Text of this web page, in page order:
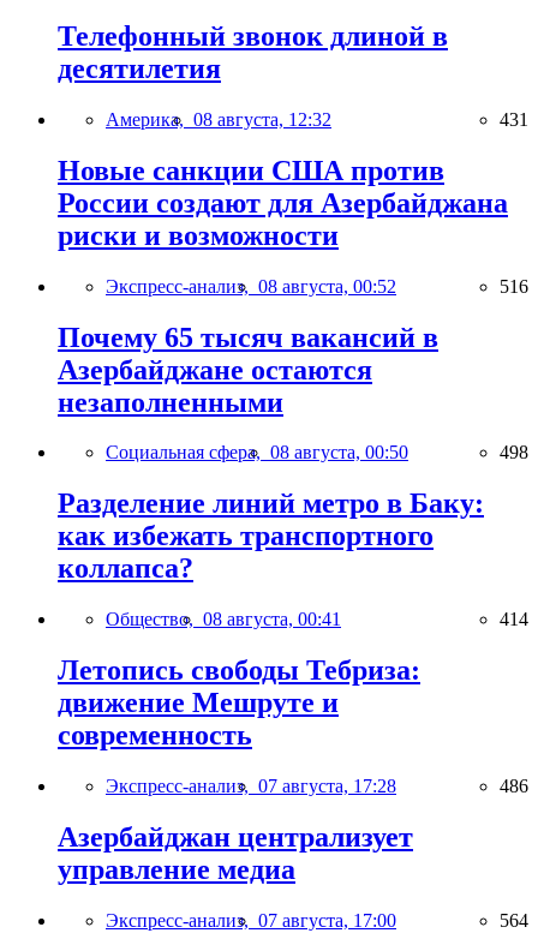
Телефонный звонок длиной в
десятилетия
Америка, 08 августа, 12:32 431
Новые санкции США против
России создают для Азербайджана
риски и возможности
Экспресс-анализ, 08 августа, 00:52 516
Почему 65 тысяч вакансий в
Азербайджане остаются
незаполненными
Социальная сфера, 08 августа, 00:50 498
Разделение линий метро в Баку:
как избежать транспортного
коллапса?
Общество, 08 августа, 00:41 414
Летопись свободы Тебриза:
движение Мешруте и
современность
Экспресс-анализ, 07 августа, 17:28 486
Азербайджан централизует
управление медиа
Экспресс-анализ, 07 августа, 17:00 564